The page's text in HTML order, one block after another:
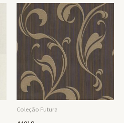
Coleção Futura